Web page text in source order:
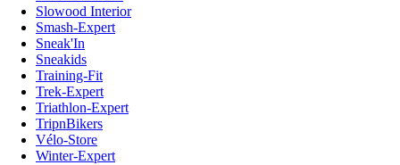
Slowood Interior
Smash-Expert
Sneak'In
Sneakids
Training-Fit
Trek-Expert
Triathlon-Expert
TripnBikers
Vélo-Store
Winter-Expert